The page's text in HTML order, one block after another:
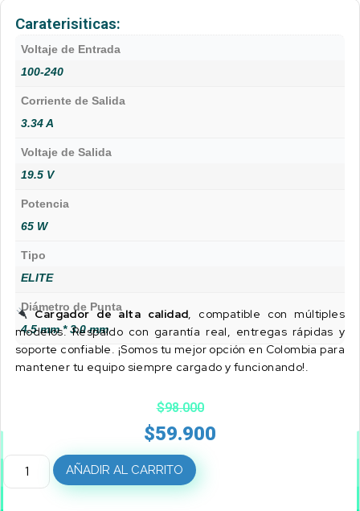
Caraterisiticas:
Voltaje de Entrada
100-240
Corriente de Salida
3.34 A
Voltaje de Salida
19.5 V
Potencia
65 W
Tipo
ELITE
Diámetro de Punta
4.5 mm * 3.0 mm
Cargador de alta calidad, compatible con múltiples
modelos. Respaldo con garantía real, entregas rápidas y
soporte confiable. ¡Somos tu mejor opción en Colombia para
mantener tu equipo siempre cargado y funcionando!.
$98.000
$59.900
AÑADIR AL CARRITO